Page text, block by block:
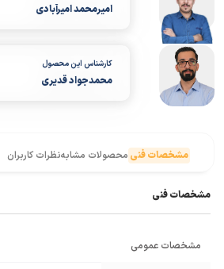
امیرمحمد امیرآبادی
کارشناس این محصول
محمدجواد قدیری
مشخصات فنی محصولات مشابهنظرات کاربران
مشخصات فنی
مشخصات عمومی